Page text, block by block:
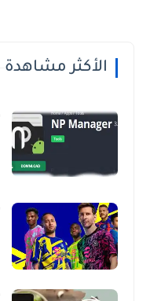
الأكثر مشاهدة